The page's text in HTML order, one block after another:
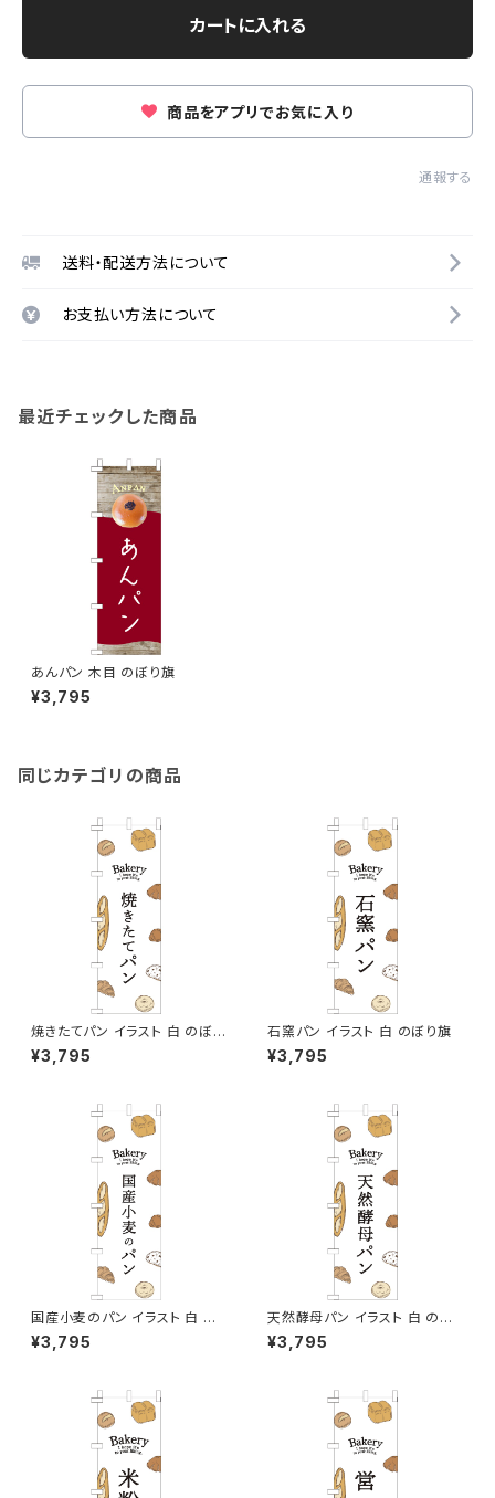
カートに入れる
商品をアプリでお気に入り
通報する
送料・配送方法について
お支払い方法について
最近チェックした商品
あんパン 木目 のぼり旗
¥3,795
同じカテゴリの商品
焼きたてパン イラスト 白 のぼり
旗
¥3,795
石窯パン イラスト 白 のぼり旗
¥3,795
国産小麦のパン イラスト 白 の
ぼり旗
¥3,795
天然酵母パン イラスト 白 のぼ
り旗
¥3,795